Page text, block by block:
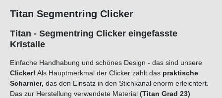
Titan Segmentring Clicker
Titan - Segmentring Clicker eingefasste
Kristalle
Einfache Handhabung und schönes Design - das sind unsere
Clicker! Als Hauptmerkmal der Clicker zählt das praktische
Scharnier, das den Einsatz in den Stichkanal enorm erleichtert.
Das zur Herstellung verwendete Material (Titan Grad 23)